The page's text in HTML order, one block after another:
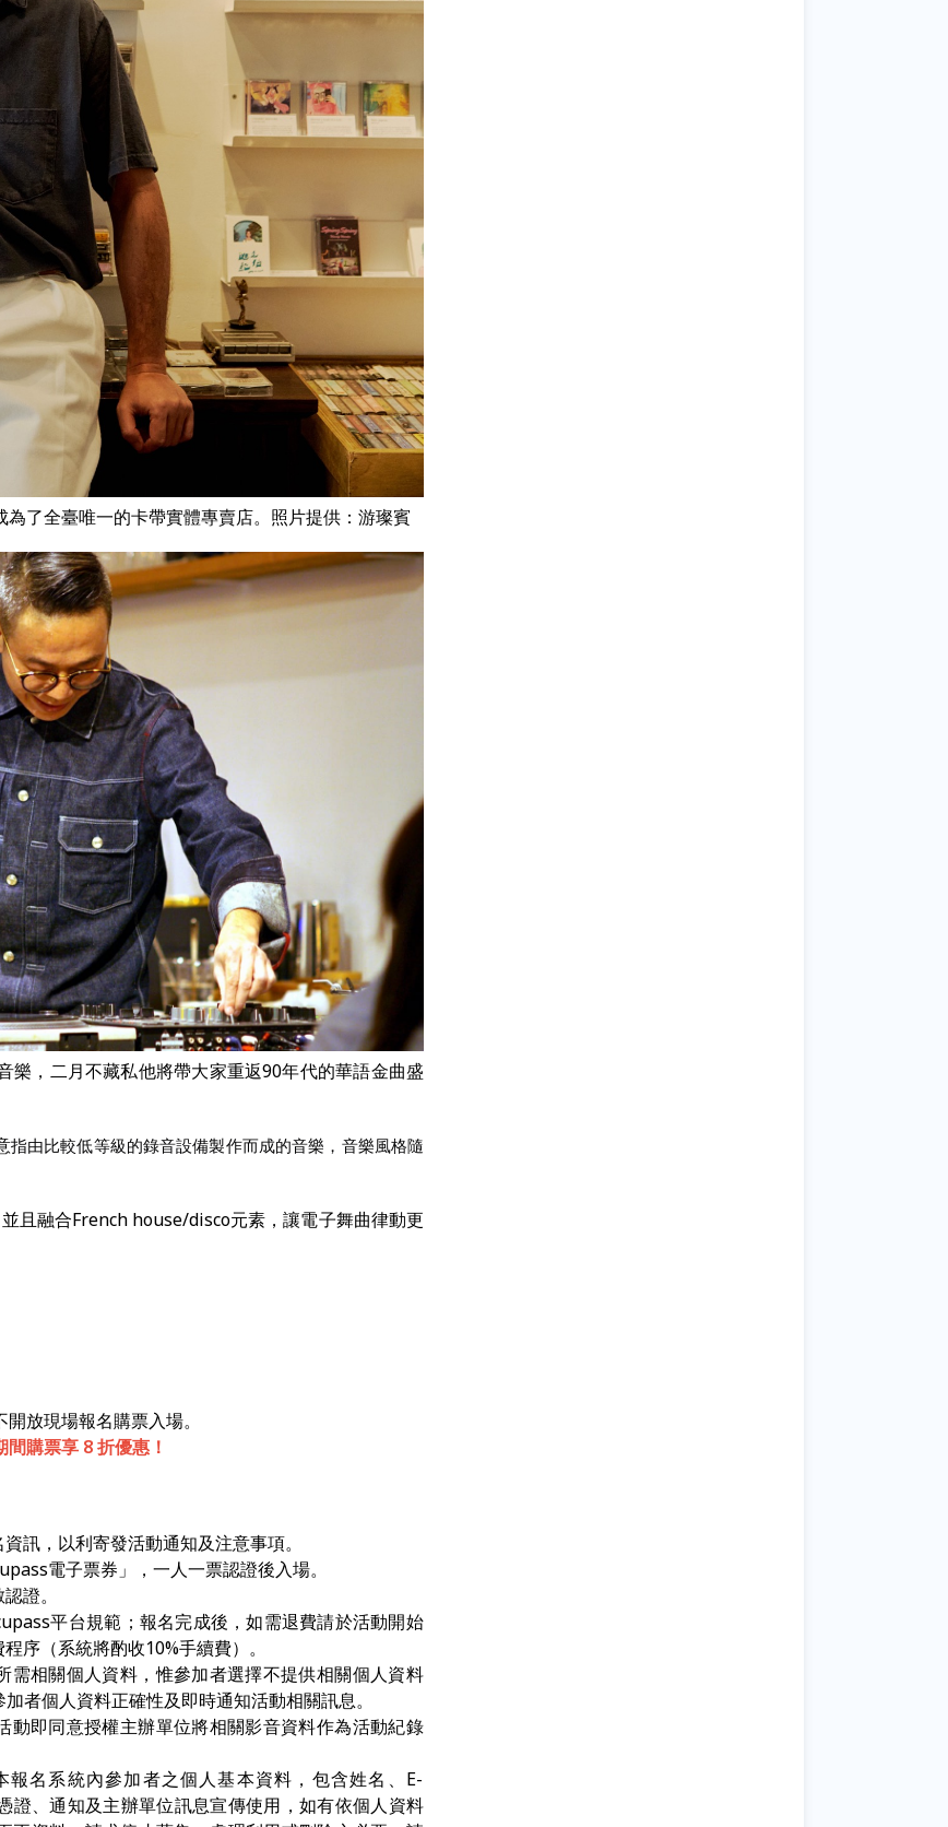
了全臺唯一的卡帶實體專賣店。照片提供：游璨賓
樂，二月不藏私他將帶大家重返90年代的華語金曲盛
指由比較低等級的錄音設備製作而成的音樂，音樂風格隨
且融合French house/disco元素，讓電子舞曲律動更
放現場報名購票入場。
購票享 8 折優惠！
訊，以利寄發活動通知及注意事項。
電子票券」，一人一票認證後入場。
證。
平台規範；報名完成後，如需退費請於活動開始
程序（系統將酌收10%手續費）。
需相關個人資料，惟參加者選擇不提供相關個人資料
者個人資料正確性及即時通知活動相關訊息。
動即同意授權主辦單位將相關影音資料作為活動紀錄
名系統內參加者之個人基本資料，包含姓名、 E-
證、通知及主辦單位訊息宣傳使用，如有依個人資料